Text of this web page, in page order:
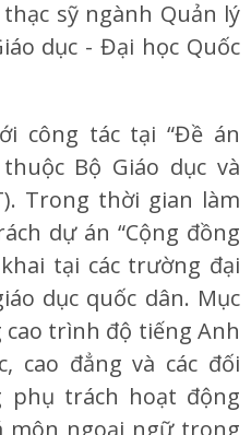
sỹ ngành Quản lý
dục - Đại học Quốc
công tác tại “Đề án
Bộ Giáo dục và
Trong thời gian làm
dự án “Cộng đồng
tại các trường đại
dục quốc dân. Mục
cao trình độ tiếng Anh
cao đẳng và các đối
phụ trách hoạt động
môn ngoại ngữ trong